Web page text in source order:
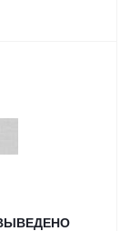
ВЫВЕДЕНО